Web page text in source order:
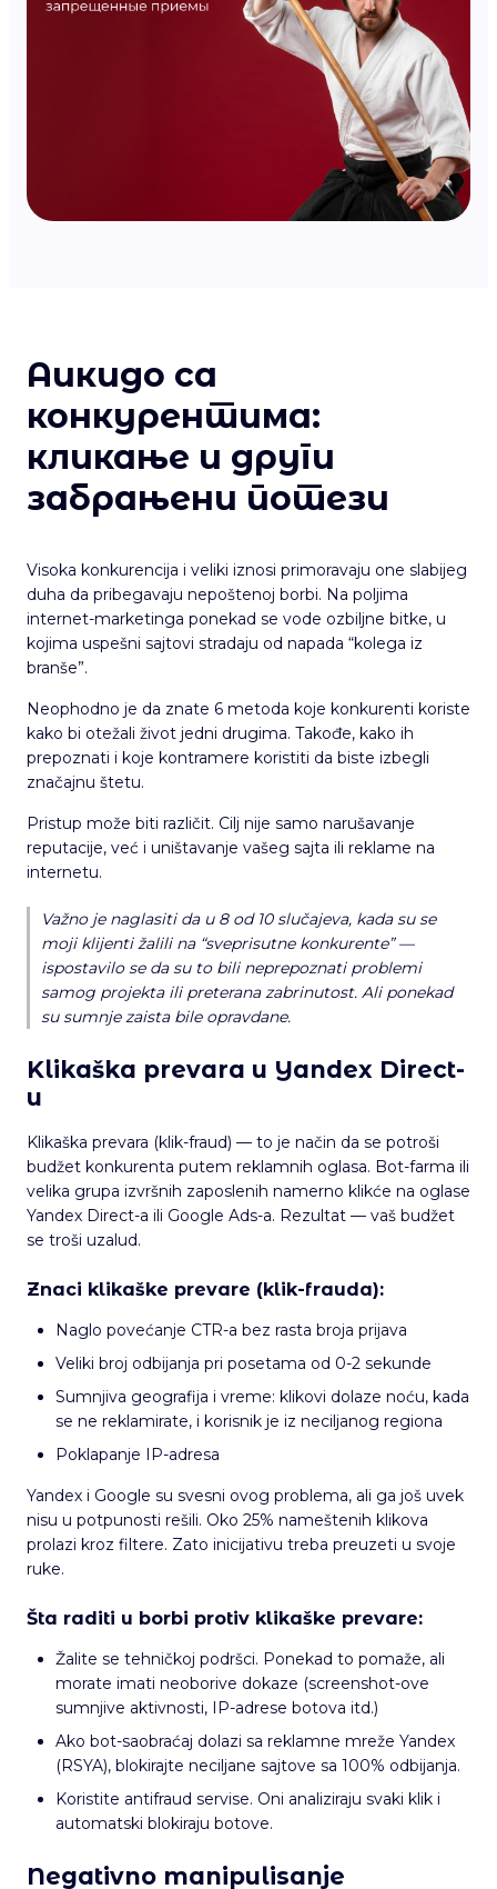
Аикидо са
конкурентима:
кликање и други
забрањени потези
Visoka konkurencija i veliki iznosi primoravaju one slabijeg
duha da pribegavaju nepoštenoj borbi. Na poljima
internet-marketinga ponekad se vode ozbiljne bitke, u
kojima uspešni sajtovi stradaju od napada “kolega iz
branše”.
Neophodno je da znate 6 metoda koje konkurenti koriste
kako bi otežali život jedni drugima. Takođe, kako ih
prepoznati i koje kontramere koristiti da biste izbegli
značajnu štetu.
Pristup može biti različit. Cilj nije samo narušavanje
reputacije, već i uništavanje vašeg sajta ili reklame na
internetu.
Važno je naglasiti da u 8 od 10 slučajeva, kada su se
moji klijenti žalili na “sveprisutne konkurente” —
ispostavilo se da su to bili neprepoznati problemi
samog projekta ili preterana zabrinutost. Ali ponekad
su sumnje zaista bile opravdane.
Klikaška prevara u Yandex Direct-
u
Klikaška prevara (klik-fraud) — to je način da se potroši
budžet konkurenta putem reklamnih oglasa. Bot-farma ili
velika grupa izvršnih zaposlenih namerno klikće na oglase
Yandex Direct-a ili Google Ads-a. Rezultat — vaš budžet
se troši uzalud.
Znaci klikaške prevare (klik-frauda):
Naglo povećanje CTR-a bez rasta broja prijava
Veliki broj odbijanja pri posetama od 0-2 sekunde
Sumnjiva geografija i vreme: klikovi dolaze noću, kada
se ne reklamirate, i korisnik je iz neciljanog regiona
Poklapanje IP-adresa
Yandex i Google su svesni ovog problema, ali ga još uvek
nisu u potpunosti rešili. Oko 25% nameštenih klikova
prolazi kroz filtere. Zato inicijativu treba preuzeti u svoje
ruke.
Šta raditi u borbi protiv klikaške prevare:
Žalite se tehničkoj podršci. Ponekad to pomaže, ali
morate imati neoborive dokaze (screenshot-ove
sumnjive aktivnosti, IP-adrese botova itd.)
Ako bot-saobraćaj dolazi sa reklamne mreže Yandex
(RSYA), blokirajte neciljane sajtove sa 100% odbijanja.
Koristite antifraud servise. Oni analiziraju svaki klik i
automatski blokiraju botove.
Negativno manipulisanje